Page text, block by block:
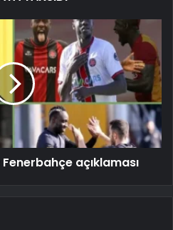
açıklaması